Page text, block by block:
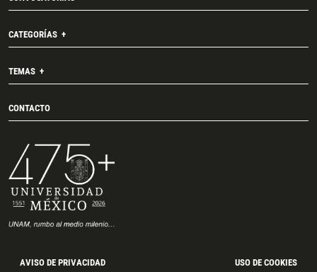
CATEGORÍAS
TEMAS
CONTACTO
AVISO DE PRIVACIDAD USO DE COOKIES